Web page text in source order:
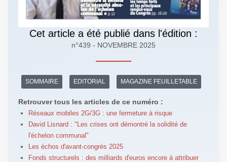
Cet article a été publié dans l'édition :
n°439 - NOVEMBRE 2025
SOMMAIRE EDITORIAL MAGAZINE FEUILLETABLE
Retrouver tous les articles de ce numéro :
Réseaux mobiles 2G/3G : une fermeture à risque
David Lisnard : "Les crises ont démontré la solidité de
l'échelon communal"
Les échos d'avant-congrès 2025
Fonds structurels : des milliards d'euros encore à attribuer